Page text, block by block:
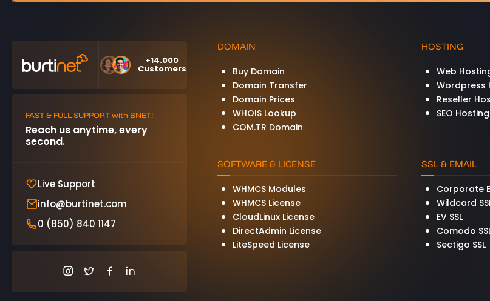
+14.000
Customers
FAST & FULL SUPPORT with BNET!
Reach us anytime, every
second.
Live Support
info@burtinet.com
0 (850) 840 1147
DOMAIN
Buy Domain
Domain Transfer
Domain Prices
WHOIS Lookup
COM.TR Domain
HOSTING
Web
Wordpress
Reseller
SEO Hosting
SOFTWARE & LICENSE
WHMCS Modules
WHMCS License
CloudLinux License
DirectAdmin License
LiteSpeed License
SSL & EMAIL
Corporate
Wildcard
EV SSL
Comodo
Sectigo SSL